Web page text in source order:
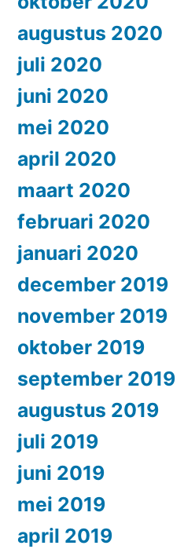
augustus 2020
juli 2020
juni 2020
mei 2020
april 2020
maart 2020
februari 2020
januari 2020
december 2019
november 2019
oktober 2019
september 2019
augustus 2019
juli 2019
juni 2019
mei 2019
april 2019